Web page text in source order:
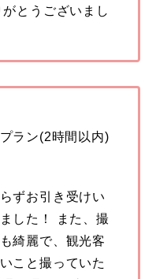
とうございまし
ラン(2時間以内)
ずお引き受けい
した！ また、撮
綺麗で、観光客
こと撮っていた